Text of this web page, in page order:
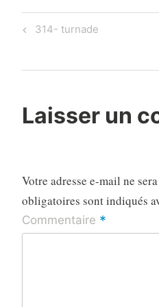
Navigation
Previous
314- turnade
Laisser un
Votre adresse e-mail ne
obligatoires sont indiqués
Commentaire *